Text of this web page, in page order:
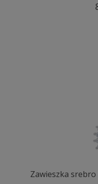
Zawieszka srebro